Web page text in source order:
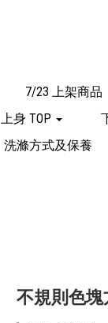
7/23 上架商品
上身 TOP
洗滌方式及保養
不規則色塊